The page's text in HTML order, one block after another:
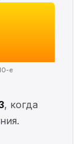
е
, когда